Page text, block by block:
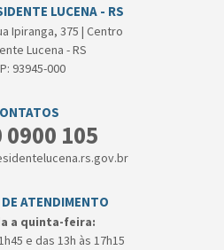
LUCENA - RS
Ipiranga, 375 | Centro
Lucena - RS
93945-000
0900 105
ATENDIMENTO
a quinta-feira:
e das 13h às 17h15